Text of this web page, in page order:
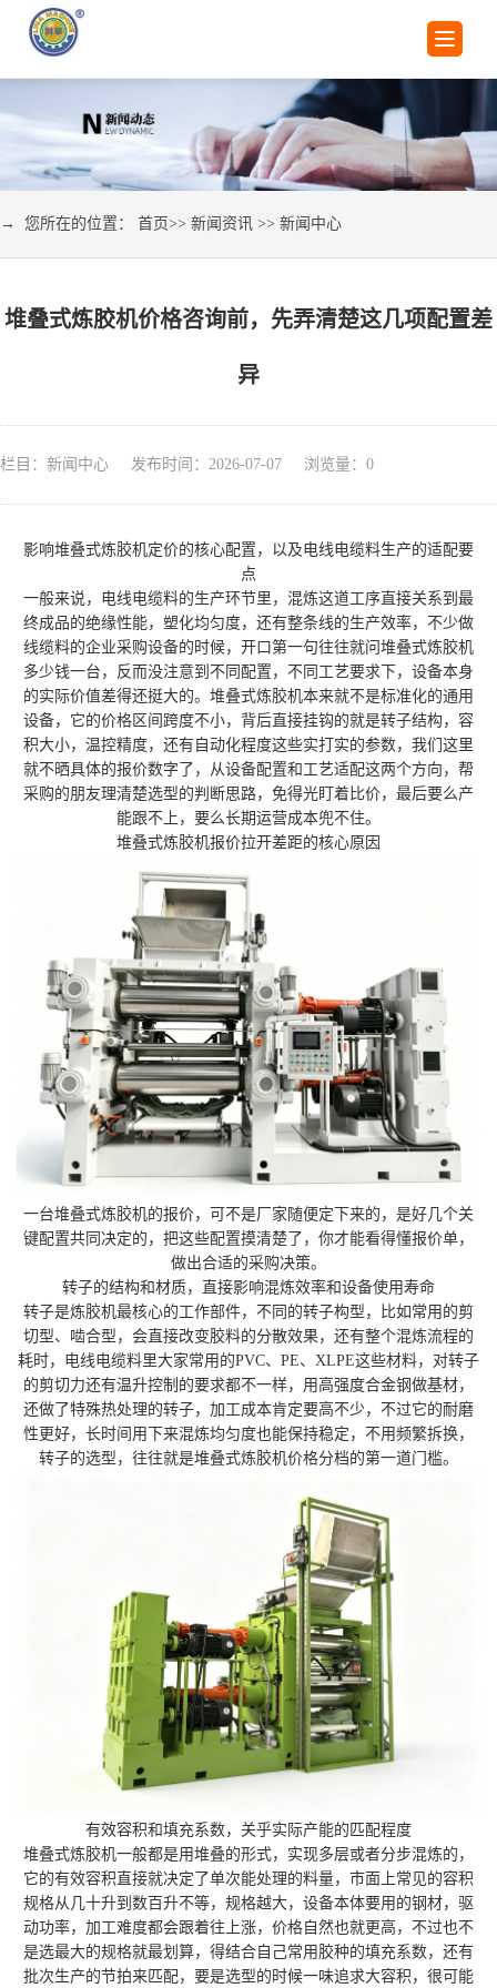
→ 您所在的位置： 首页>> 新闻资讯 >> 新闻中心
堆叠式炼胶机价格咨询前，先弄清楚这几项配置差
异
栏目：新闻中心 发布时间：2026-07-07 浏览量： 0
影响堆叠式炼胶机定价的核心配置，以及电线电缆料生产的适配要
点
一般来说，电线电缆料的生产环节里，混炼这道工序直接关系到最
终成品的绝缘性能，塑化均匀度，还有整条线的生产效率，不少做
线缆料的企业采购设备的时候，开口第一句往往就问堆叠式炼胶机
多少钱一台，反而没注意到不同配置，不同工艺要求下，设备本身
的实际价值差得还挺大的。堆叠式炼胶机本来就不是标准化的通用
设备，它的价格区间跨度不小，背后直接挂钩的就是转子结构，容
积大小，温控精度，还有自动化程度这些实打实的参数，我们这里
就不晒具体的报价数字了，从设备配置和工艺适配这两个方向，帮
采购的朋友理清楚选型的判断思路，免得光盯着比价，最后要么产
能跟不上，要么长期运营成本兜不住。
堆叠式炼胶机报价拉开差距的核心原因
一台堆叠式炼胶机的报价，可不是厂家随便定下来的，是好几个关
键配置共同决定的，把这些配置摸清楚了，你才能看得懂报价单，
做出合适的采购决策。
转子的结构和材质，直接影响混炼效率和设备使用寿命
转子是炼胶机最核心的工作部件，不同的转子构型，比如常用的剪
切型、啮合型，会直接改变胶料的分散效果，还有整个混炼流程的
耗时，电线电缆料里大家常用的PVC、PE、XLPE这些材料，对转子
的剪切力还有温升控制的要求都不一样，用高强度合金钢做基材，
还做了特殊热处理的转子，加工成本肯定要高不少，不过它的耐磨
性更好，长时间用下来混炼均匀度也能保持稳定，不用频繁拆换，
转子的选型，往往就是堆叠式炼胶机价格分档的第一道门槛。
有效容积和填充系数，关乎实际产能的匹配程度
堆叠式炼胶机一般都是用堆叠的形式，实现多层或者分步混炼的，
它的有效容积直接就决定了单次能处理的料量，市面上常见的容积
规格从几十升到数百升不等，规格越大，设备本体要用的钢材，驱
动功率，加工难度都会跟着往上涨，价格自然也就更高，不过也不
是选最大的规格就最划算，得结合自己常用胶种的填充系数，还有
批次生产的节拍来匹配，要是选型的时候一味追求大容积，很可能